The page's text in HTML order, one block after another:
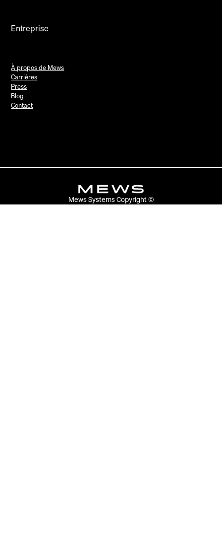
Entreprise
À propos de Mews
Carrières
Press
Blog
Contact
Mews Systems Copyright ©